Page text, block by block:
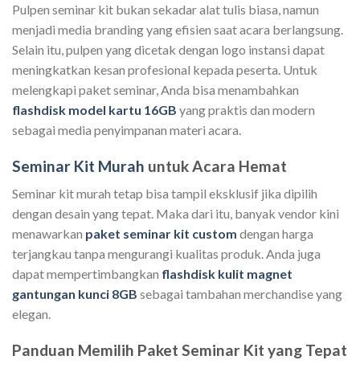
Pulpen seminar kit bukan sekadar alat tulis biasa, namun
menjadi media branding yang efisien saat acara berlangsung.
Selain itu, pulpen yang dicetak dengan logo instansi dapat
meningkatkan kesan profesional kepada peserta. Untuk
melengkapi paket seminar, Anda bisa menambahkan
flashdisk model kartu 16GB yang praktis dan modern
sebagai media penyimpanan materi acara.
Seminar Kit Murah untuk Acara Hemat
Seminar kit murah tetap bisa tampil eksklusif jika dipilih
dengan desain yang tepat. Maka dari itu, banyak vendor kini
menawarkan paket seminar kit custom dengan harga
terjangkau tanpa mengurangi kualitas produk. Anda juga
dapat mempertimbangkan flashdisk kulit magnet
gantungan kunci 8GB sebagai tambahan merchandise yang
elegan.
Panduan Memilih Paket Seminar Kit yang Tepat